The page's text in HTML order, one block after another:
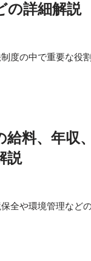
の詳細解説
度の中で重要な役
給料、年収
説
全や環境管理など